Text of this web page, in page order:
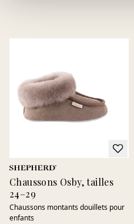
Chaussons Osby, tailles
24–29
Chaussons montants douillets pour
enfants